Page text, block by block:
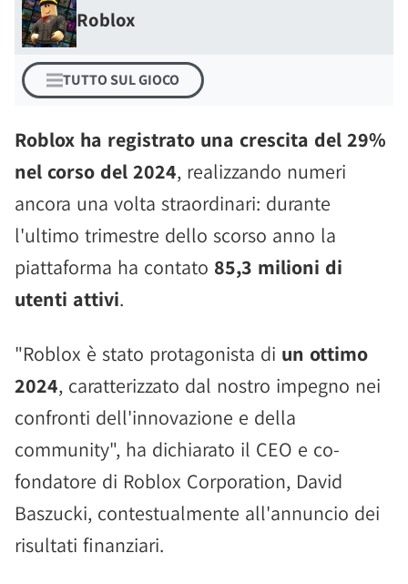
Roblox
TUTTO SUL GIOCO
Roblox ha registrato una crescita del 29%
nel corso del 2024, realizzando numeri
ancora una volta straordinari: durante
l'ultimo trimestre dello scorso anno la
piattaforma ha contato 85,3 milioni di
utenti attivi.
"Roblox è stato protagonista di un ottimo
2024, caratterizzato dal nostro impegno nei
confronti dell'innovazione e della
community", ha dichiarato il CEO e co-
fondatore di Roblox Corporation, David
Baszucki, contestualmente all'annuncio dei
risultati finanziari.